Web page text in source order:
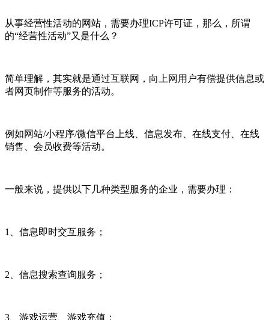
从事经营性活动的网站，需要办理ICP许可证，那么，所谓
的“经营性活动”又是什么？
简单理解，其实就是通过互联网，向上网用户有偿提供信息或
者网页制作等服务的活动。
例如网站/小程序/微信平台上线、信息发布、在线支付、在线
销售、会员收费等活动。
一般来说，提供以下几种类型服务的企业，需要办理：
1、信息即时交互服务；
2、信息搜索查询服务；
3、游戏运营、游戏充值；